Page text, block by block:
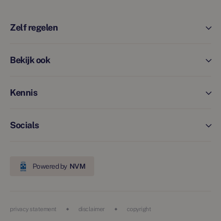
Zelf regelen
Bekijk ook
Kennis
Socials
Powered by NVM
privacy statement disclaimer copyright